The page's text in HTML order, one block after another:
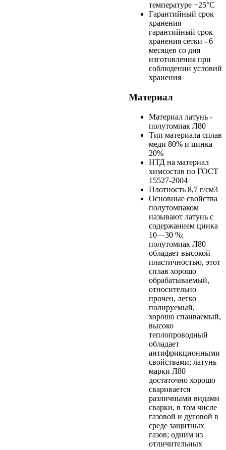
температуре +25°С
Гарантийный срок
хранения
гарантийный срок
хранения сетки - 6
месяцев со дня
изготовления при
соблюдении условий
хранения
Материал
Материал латунь -
полутомпак Л80
Тип материала сплав
меди 80% и цинка
20%
НТД на материал
химсостав по ГОСТ
15527-2004
Плотность 8,7 г/см3
Основные свойства
полутомпаком
называют латунь с
содержанием цинка
10—30 %;
полутомпак Л80
обладает высокой
пластичностью, этот
сплав хорошо
обрабатываемый,
относительно
прочен, легко
полируемый,
хорошо спаиваемый,
высоко
теплопроводный
обладает
антифрикционными
свойствами; латунь
марки Л80
достаточно хорошо
сваривается
различными видами
сварки, в том числе
газовой и дуговой в
среде защитных
газов; одним из
отличительных